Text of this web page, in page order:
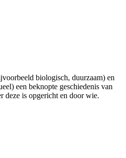
biologisch, duurzaam) en
een beknopte geschiedenis van
deze is opgericht en door wie.